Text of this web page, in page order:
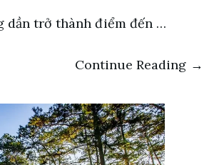
dần trở thành điểm đến …
Continue Reading →